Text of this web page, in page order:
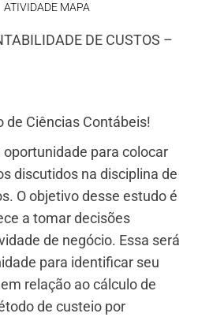
ATIVIDADE MAPA
DE CUSTOS –
de Ciências Contábeis!
para colocar
discutidos na disciplina de
O objetivo desse estudo é
a tomar decisões
de negócio. Essa será
para identificar seu
relação ao cálculo de
de custeio por